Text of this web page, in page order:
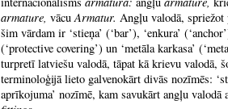
armature, vācuArmatur. Angļu valodā,
šim vārdam ir ‘stieņa’ (‘bar’), ‘enkura’
(‘protective covering’) un ‘metāla karkasa’
turpretī latviešu valodā, tāpat kā krievu valodā,
terminoloģijā lieto galvenokārt divās nozīmēs:
aprīkojuma’ nozīmē, kam savukārt angļu